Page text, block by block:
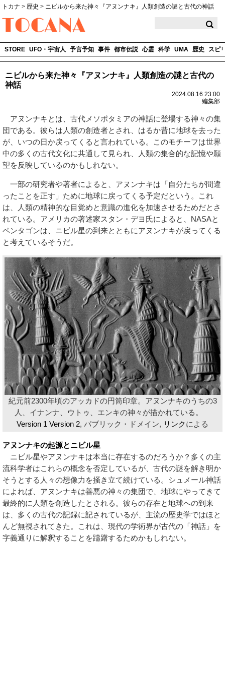
トカナ > 歴史 > ニビルから来た神々『アヌンナキ』人類創造の謎と古代の神話
STORE UFO・宇宙人 予言予知 事件 都市伝説 心霊 科学 UMA 歴史 スピ
ニビルから来た神々『アヌンナキ』人類創造の謎と古代の
神話
2024.08.16 23:00
編集部
アヌンナキとは、古代メソポタミアの神話に登場する神々の集
団である。彼らは人類の創造者とされ、はるか昔に地球を去った
が、いつの日か戻ってくると言われている。このモチーフは世界
中の多くの古代文化に共通して見られ、人類の集合的な記憶や願
望を反映しているのかもしれない。
一部の研究者や著者によると、アヌンナキは「自分たちが間違
ったことを正す」ために地球に戻ってくる予定だという。これ
は、人類の精神的な目覚めと意識の進化を加速させるためだとさ
れている。アメリカの著述家スタン・デヨ氏によると、NASAと
ペンタゴンは、ニビル星の到来とともにアヌンナキが戻ってくる
と考えているそうだ。
紀元前2300年頃のアッカドの円筒印章。アヌンナキのうちの3
人、イナンナ、ウトゥ、エンキの神々が描かれている。
Version 1 Version 2, パブリック・ドメイン, リンクによる
アヌンナキの起源とニビル星
ニビル星やアヌンナキは本当に存在するのだろうか？多くの主
流科学者はこれらの概念を否定しているが、古代の謎を解き明か
そうとする人々の想像力を掻き立て続けている。シュメール神話
によれば、アヌンナキは善悪の神々の集団で、地球にやってきて
最終的に人類を創造したとされる。彼らの存在と地球への到来
は、多くの古代の記録に記されているが、主流の歴史学ではほと
んど無視されてきた。これは、現代の学術界が古代の「神話」を
字義通りに解釈することを躊躇するためかもしれない。